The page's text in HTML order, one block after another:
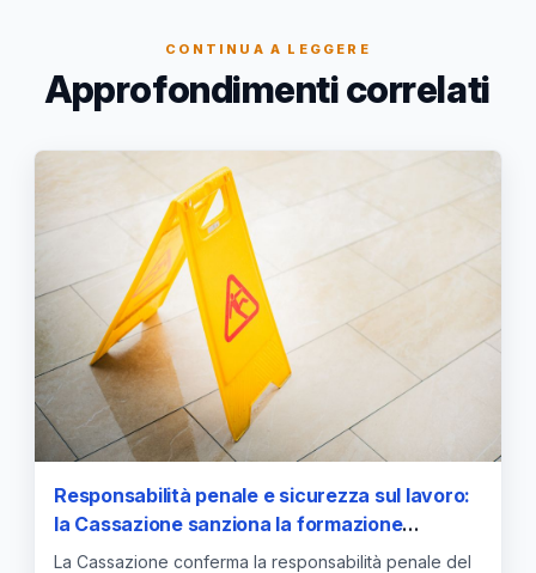
CONTINUA A LEGGERE
Approfondimenti correlati
Responsabilità penale e sicurezza sul lavoro:
la Cassazione sanziona la formazione
inadeguata alle mansioni reali
La Cassazione conferma la responsabilità penale del